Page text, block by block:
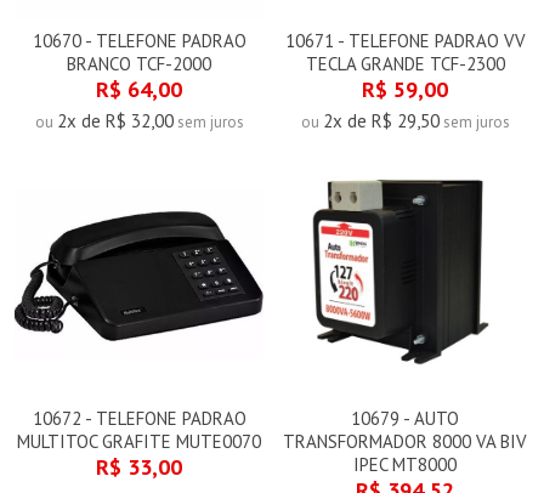
10670 - TELEFONE PADRAO
BRANCO TCF-2000
R$ 64,00
ou 2x de R$ 32,00sem juros
10671 - TELEFONE PADRAO VV
TECLA GRANDE TCF-2300
R$ 59,00
ou 2x de R$ 29,50sem juros
10672 - TELEFONE PADRAO
MULTITOC GRAFITE MUTE0070
R$ 33,00
10679 - AUTO
TRANSFORMADOR 8000 VA BIV
IPEC MT8000